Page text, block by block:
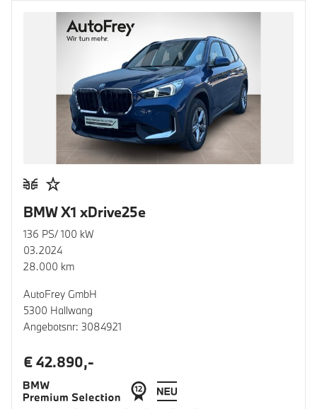
BMW X1 xDrive25e
136 PS/ 100 kW
03.2024
28.000 km
AutoFrey GmbH
5300 Hallwang
Angebotsnr: 3084921
€ 42.890,-